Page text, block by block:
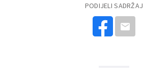
PODIJELI SADRŽAJ